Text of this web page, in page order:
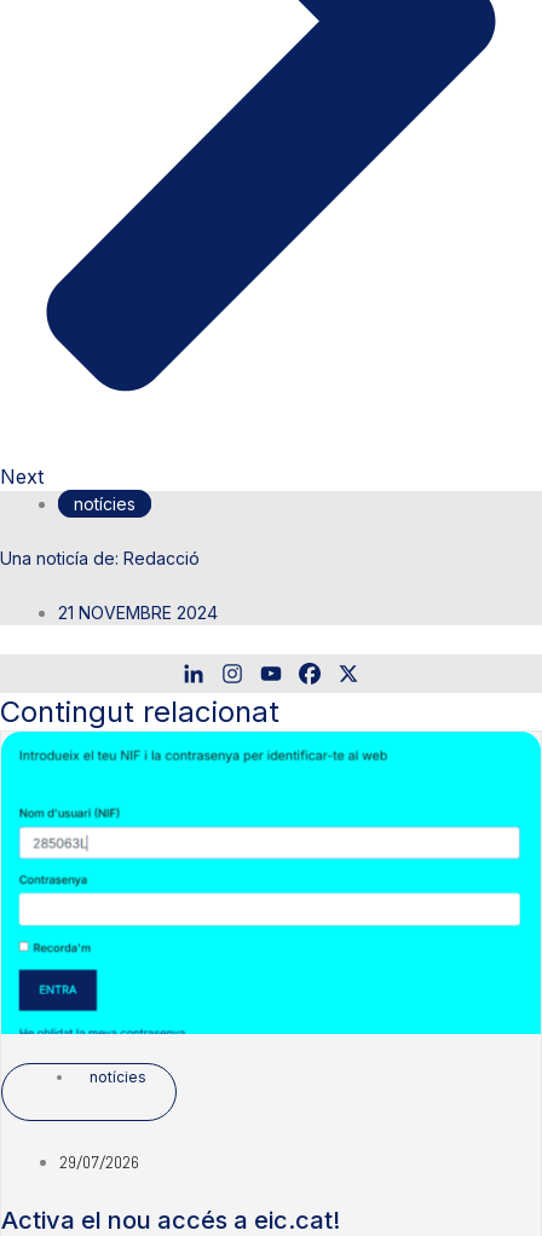
Next
notícies
Redacció
21 NOVEMBRE 2024
Contingut relacionat
notícies
29/07/2026
Activa el nou accés a eic.cat!